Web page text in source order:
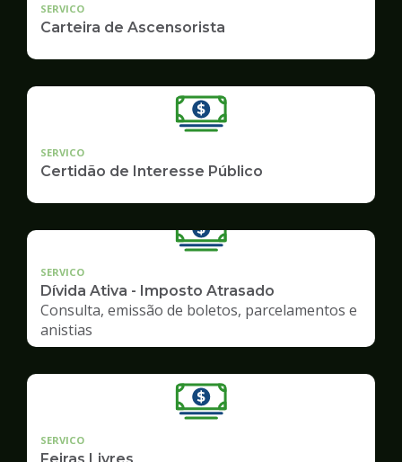
SERVICO
Carteira de Ascensorista
SERVICO
Certidão de Interesse Público
SERVICO
Dívida Ativa - Imposto Atrasado
Consulta, emissão de boletos, parcelamentos e
anistias
SERVICO